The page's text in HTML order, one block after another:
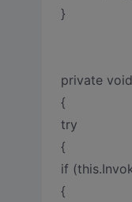
}
private
{
try
{
if
{